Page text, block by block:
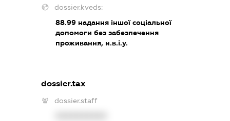
dossier.kveds:
88.99надання іншої соціальної
допомоги без забезпечення
проживання, н.в.і.у.
dossier.tax
dossier.staff